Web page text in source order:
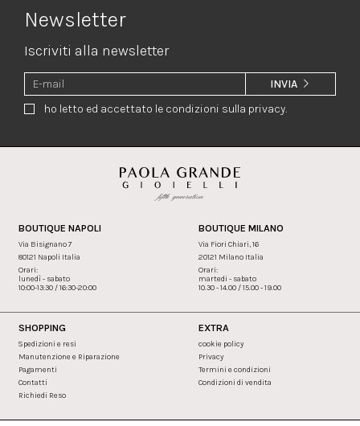
Newsletter
Iscriviti alla newsletter
ho letto ed accettato le condizioni sulla privacy.
INVIA
BOUTIQUE NAPOLI
Via Bisignano 7
80121 Napoli Italia
Orari:
lunedì - sabato
10:00-13:30 / 16:30-20:00
BOUTIQUE MILANO
Via Fiori Chiari, 16
20121 Milano Italia
Orari:
martedi - sabato
10.30 - 14.00 / 15.00 - 19.00
SHOPPING
Spedizioni e resi
Manutenzione e Riparazione
Pagamenti
Contatti
Richiedi Reso
EXTRA
cookie policy
Privacy
Termini e condizioni
Condizioni di vendita